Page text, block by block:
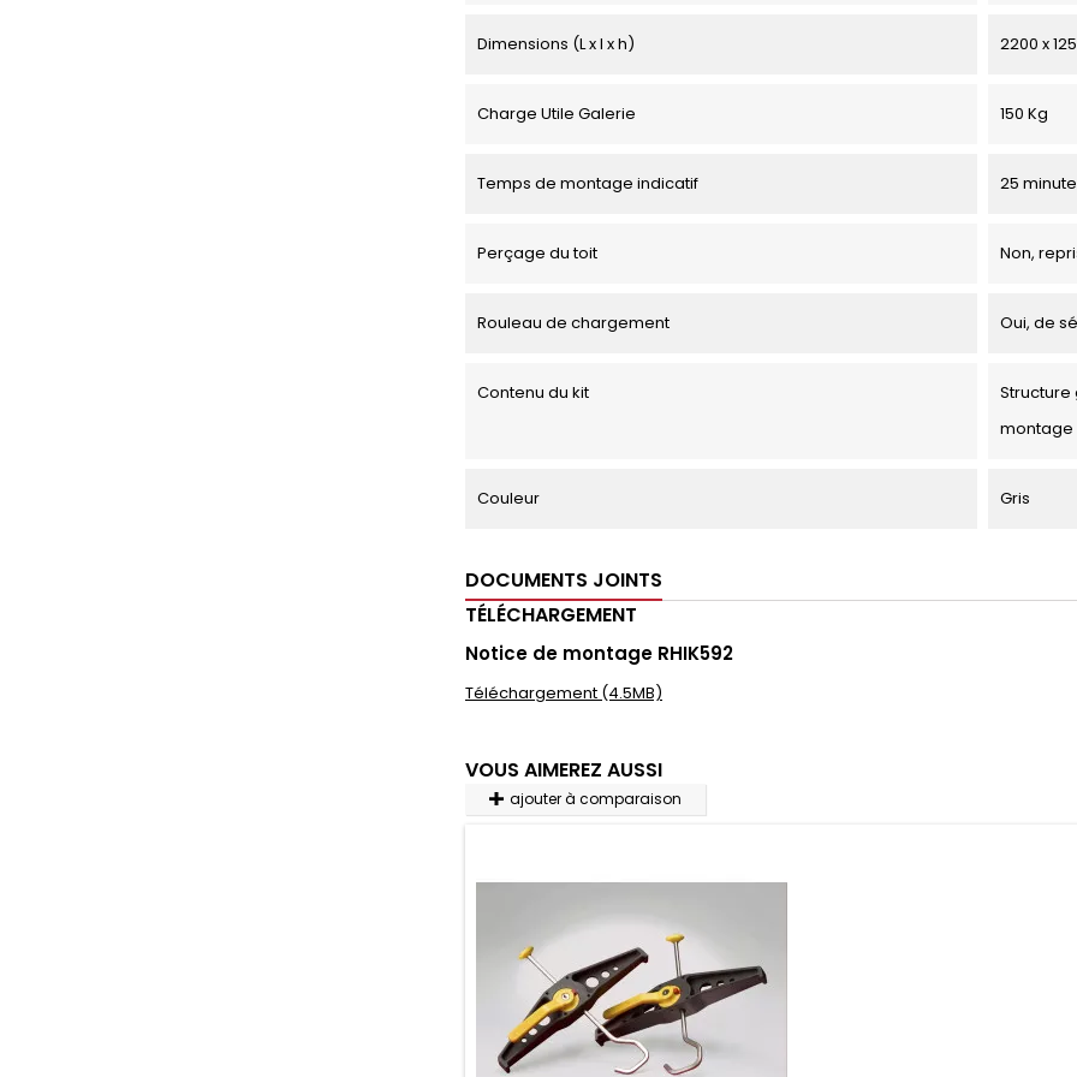
Dimensions (L x l x h) 2200 x
Charge Utile Galerie 150 Kg
Temps de montage indicatif 25
Perçage du toit Non,
Rouleau de chargement Oui, de
Contenu du kit
montage
Couleur Gris
DOCUMENTS JOINTS
TÉLÉCHARGEMENT
Notice de montage RHIK592
Téléchargement (4.5MB)
VOUS AIMEREZ AUSSI
ajouter à comparaison